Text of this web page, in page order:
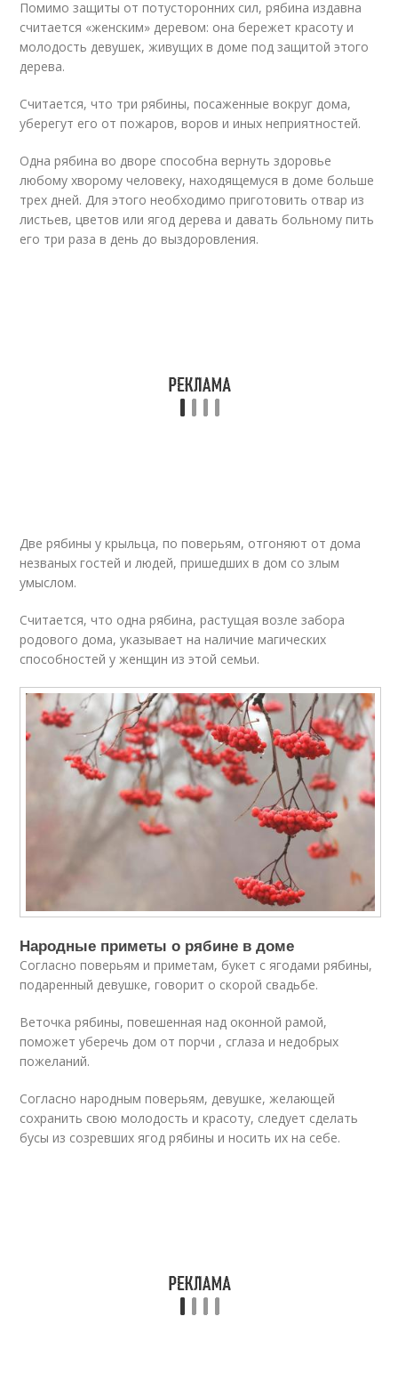
Помимо защиты от потусторонних сил, рябина издавна
считается «женским» деревом: она бережет красоту и
молодость девушек, живущих в доме под защитой этого
дерева.
Считается, что три рябины, посаженные вокруг дома,
уберегут его от пожаров, воров и иных неприятностей.
Одна рябина во дворе способна вернуть здоровье
любому хворому человеку, находящемуся в доме больше
трех дней. Для этого необходимо приготовить отвар из
листьев, цветов или ягод дерева и давать больному пить
его три раза в день до выздоровления.
Две рябины у крыльца, по поверьям, отгоняют от дома
незваных гостей и людей, пришедших в дом со злым
умыслом.
Считается, что одна рябина, растущая возле забора
родового дома, указывает на наличие магических
способностей у женщин из этой семьи.
Народные приметы о рябине в доме
Согласно поверьям и приметам, букет с ягодами рябины,
подаренный девушке, говорит о скорой свадьбе.
Веточка рябины, повешенная над оконной рамой,
поможет уберечь дом от порчи , сглаза и недобрых
пожеланий.
Согласно народным поверьям, девушке, желающей
сохранить свою молодость и красоту, следует сделать
бусы из созревших ягод рябины и носить их на себе.